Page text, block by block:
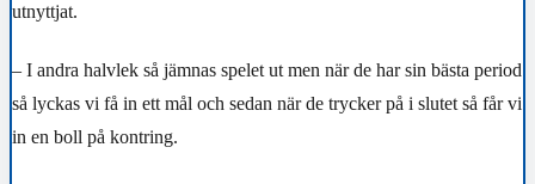
utnyttjat.
– I andra halvlek så jämnas spelet ut men när de har sin bästa period
så lyckas vi få in ett mål och sedan när de trycker på i slutet så får vi
in en boll på kontring.